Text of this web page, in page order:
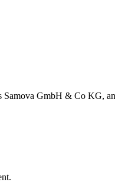
Samova GmbH & Co KG,